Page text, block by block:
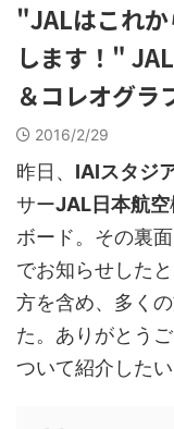
"JALはこれ
します！"
＆コレオグラ
2016/2/29
昨日、 IAIスタジ
サーJAL日本航空
ボード。その裏
でお知らせした
方を含め、多く
た。ありがとう
ついて紹介したい